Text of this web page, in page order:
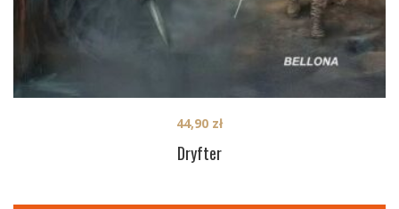
Dryfter
44,90 zł